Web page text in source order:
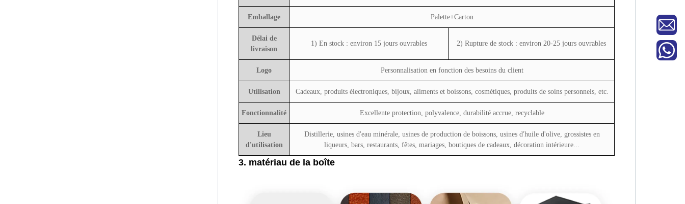
Emballage Palette+Carton
Délai de
livraison
1) En stock : environ 15 jours ouvrables 2) Rupture de stock : environ 20-25 jours ouvrables
Logo Personnalisation en fonction des besoins du client
Utilisation Cadeaux, produits électroniques, bijoux, aliments et boissons, cosmétiques, produits de soins personnels, etc.
Fonctionnalité Excellente protection, polyvalence, durabilité accrue, recyclable
Lieu
d'utilisation
Distillerie, usines d'eau minérale, usines de production de boissons, usines d'huile d'olive, grossistes en
liqueurs, bars, restaurants, fêtes, mariages, boutiques de cadeaux, décoration intérieure...
3. matériau de la boîte